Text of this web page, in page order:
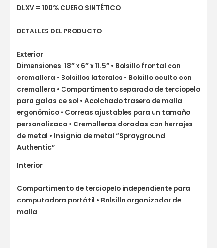
DLXV = 100% CUERO SINTÉTICO
DETALLES DEL PRODUCTO
Exterior
Dimensiones: 18″ x 6″ x 11.5″ • Bolsillo frontal con
cremallera • Bolsillos laterales • Bolsillo oculto con
cremallera • Compartimento separado de terciopelo
para gafas de sol • Acolchado trasero de malla
ergonómico • Correas ajustables para un tamaño
personalizado • Cremalleras doradas con herrajes
de metal • Insignia de metal “Sprayground
Authentic”
Interior
Compartimento de terciopelo independiente para
computadora portátil • Bolsillo organizador de
malla